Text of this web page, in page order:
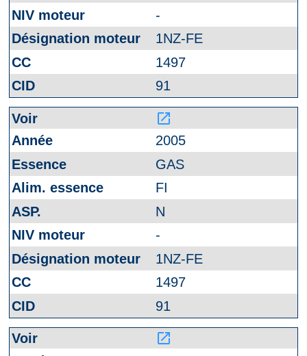
-
1NZ-FE
1497
91
launch
2005
GAS
FI
N
-
1NZ-FE
1497
91
launch